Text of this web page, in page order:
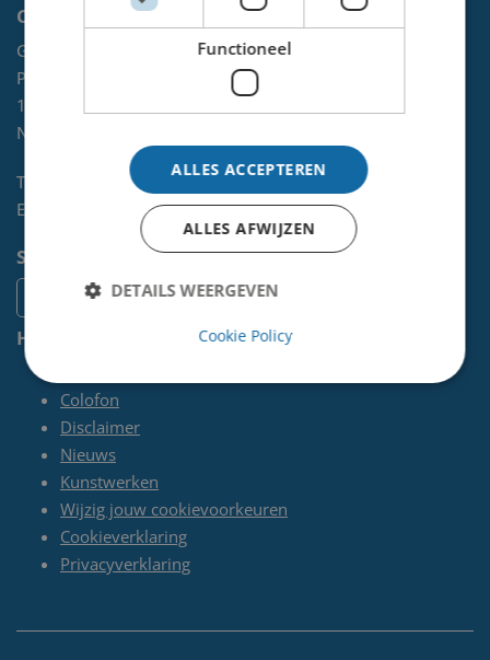
Contact
Gemeente Velsen
Postbus 465
1970 AL
NL
Telefoon:
0255-567 200
E-mail:
kunst@velsen.nl
Socials
Handige pagina's
Colofon
Disclaimer
Nieuws
Kunstwerken
Wijzig jouw cookievoorkeuren
Cookieverklaring
Privacyverklaring
Functioneel
ALLES ACCEPTEREN
ALLES AFWIJZEN
DETAILS WEERGEVEN
Cookie Policy